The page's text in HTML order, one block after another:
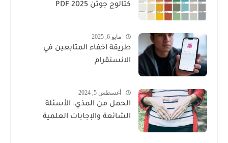
كتالوج جوتن PDF 2025
مايو 6, 2025
طريقة اخفاء المتابعين في
الانستقرام
أغسطس 5, 2024
الحمل من المذي: الأسئلة
الشائعة والإجابات العلمية